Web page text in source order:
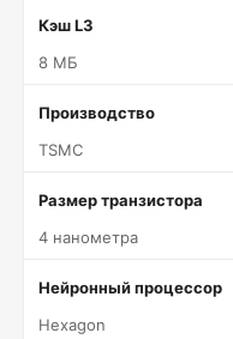
Кэш L3
8 МБ
Производство
TSMC
Размер транзистора
4 нанометра
Нейронный процессор
Hexagon